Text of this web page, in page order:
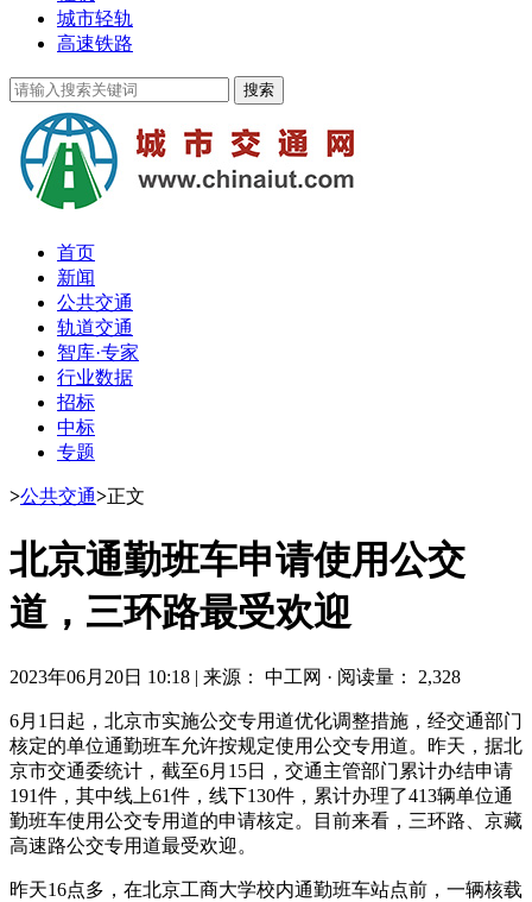
城市轻轨
高速铁路
首页
新闻
公共交通
轨道交通
智库·专家
行业数据
招标
中标
专题
>公共交通>正文
北京通勤班车申请使用公交
道，三环路最受欢迎
2023年06月20日 10:18 | 来源： 中工网 · 阅读量： 2,328
6月1日起，北京市实施公交专用道优化调整措施，经交通部门
核定的单位通勤班车允许按规定使用公交专用道。昨天，据北
京市交通委统计，截至6月15日，交通主管部门累计办结申请
191件，其中线上61件，线下130件，累计办理了413辆单位通
勤班车使用公交专用道的申请核定。目前来看，三环路、京藏
高速路公交专用道最受欢迎。
昨天16点多，在北京工商大学校内通勤班车站点前，一辆核载